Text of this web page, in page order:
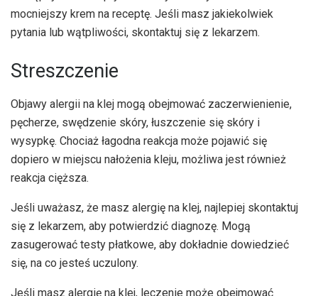
mocniejszy krem ​​​​na receptę. Jeśli masz jakiekolwiek
pytania lub wątpliwości, skontaktuj się z lekarzem.
Streszczenie
Objawy alergii na klej mogą obejmować zaczerwienienie,
pęcherze, swędzenie skóry, łuszczenie się skóry i
wysypkę. Chociaż łagodna reakcja może pojawić się
dopiero w miejscu nałożenia kleju, możliwa jest również
reakcja cięższa.
Jeśli uważasz, że masz alergię na klej, najlepiej skontaktuj
się z lekarzem, aby potwierdzić diagnozę. Mogą
zasugerować testy płatkowe, aby dokładnie dowiedzieć
się, na co jesteś uczulony.
Jeśli masz alergię na klej, leczenie może obejmować